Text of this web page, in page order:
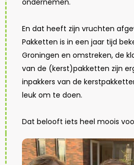
En dat heeft zijn vruchten
Pakketten is in een jaar tijd
Groningen en omstreken, de
van de (kerst)pakketten zijn
inpakkers van de
leuk om te doen.
Dat belooft iets heel moois